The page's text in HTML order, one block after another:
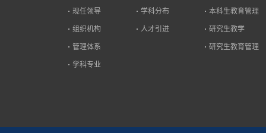
现任领导
组织机构
管理体系
学科专业
学科分布
人才引进
本科生教育管理
研究生教学
研究生教育管理